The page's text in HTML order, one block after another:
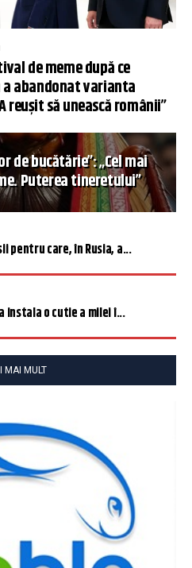
de meme după ce
a abandonat varianta
reușit să unească românii”
de bucătărie”: „Cel mai
Puterea tineretului”
pentru care, în Rusia, a...
instala o cutie a milei î...
MAI MULT